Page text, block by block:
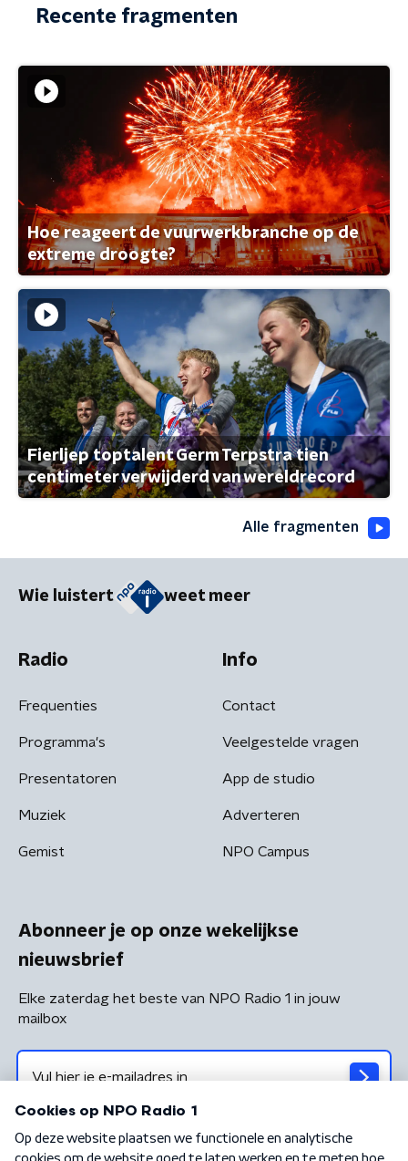
Recente fragmenten
Hoe reageert de vuurwerkbranche op de
extreme droogte?
Fierljep toptalent Germ Terpstra tien
centimeter verwijderd van wereldrecord
Alle fragmenten
Wie luistert weet meer
Radio
Frequenties
Programma's
Presentatoren
Muziek
Gemist
Info
Contact
Veelgestelde vragen
App de studio
Adverteren
NPO Campus
Abonneer je op onze wekelijkse
nieuwsbrief
Elke zaterdag het beste van NPO Radio 1 in jouw
mailbox